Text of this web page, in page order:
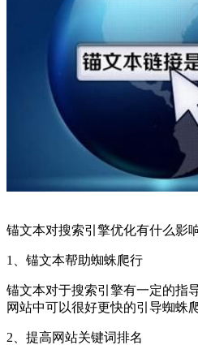
锚文本对搜索引擎优化有什么影
1、锚文本帮助蜘蛛爬行
锚文本对于搜索引擎有一定的指
网站中可以很好更快的引导蜘蛛
2、提高网站关键词排名